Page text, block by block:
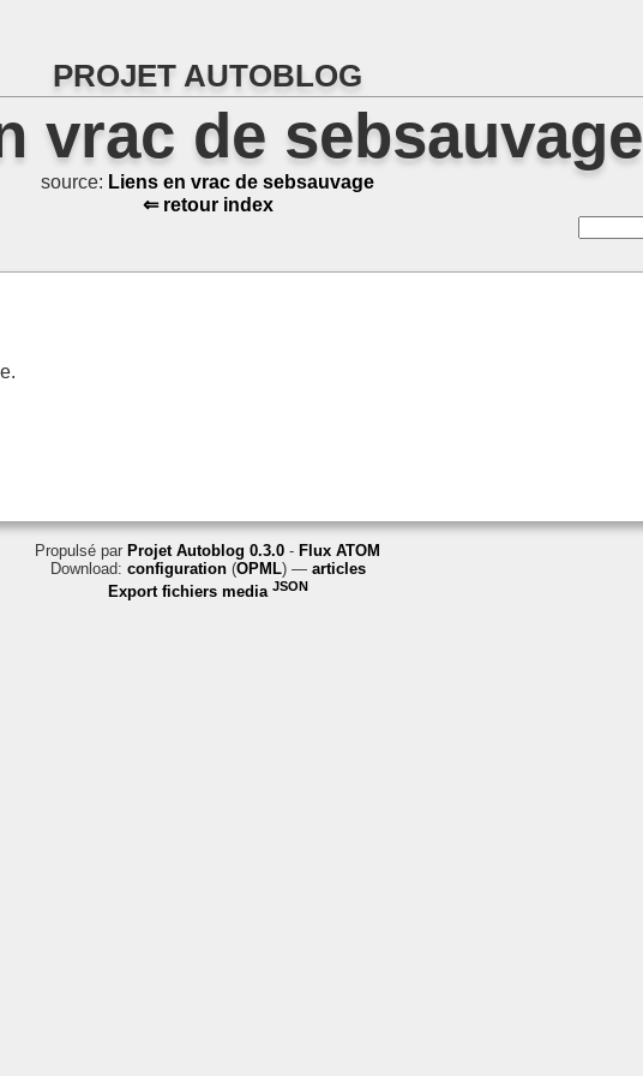
PROJET AUTOBLOG
vrac de sebsauvage
source: Liens en vrac de sebsauvage
⇐ retour index
Propulsé par Projet Autoblog 0.3.0 - Flux ATOM
Download: configuration(OPML) — articles
Export fichiers media JSON